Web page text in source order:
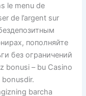
le menu de
de l’argent sur
пополняйте
без ограничений
bonusi – bu Casino
barcha